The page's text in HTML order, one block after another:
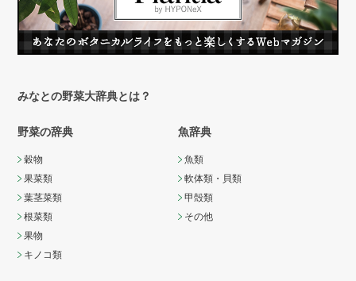
みなとの野菜大辞典とは？
野菜の辞典
穀物
果菜類
葉茎菜類
根菜類
果物
キノコ類
魚辞典
魚類
軟体類・貝類
甲殻類
その他